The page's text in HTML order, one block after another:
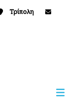
Τρίπολη